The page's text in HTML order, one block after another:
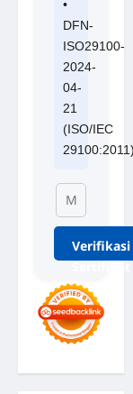
•
DFN-
ISO29100-
2024-
04-
21
(ISO/IEC
Verifikasi
Sertifikat